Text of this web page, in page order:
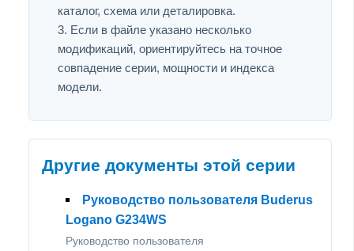
каталог, схема или деталировка.
Если в файле указано несколько
модификаций, ориентируйтесь на точное
совпадение серии, мощности и индекса
модели.
Другие документы этой серии
Руководство пользователя Buderus
Logano G234WS
Руководство пользователя